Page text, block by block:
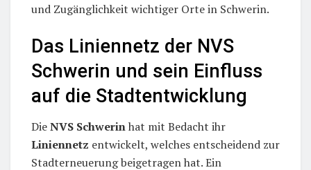
und Zugänglichkeit wichtiger Orte in Schwerin.
Das Liniennetz der NVS
Schwerin und sein Einfluss
auf die Stadtentwicklung
DieNVS Schwerinhat mit Bedacht ihr
Liniennetz entwickelt, welches entscheidend zur
Stadterneuerung beigetragen hat. Ein